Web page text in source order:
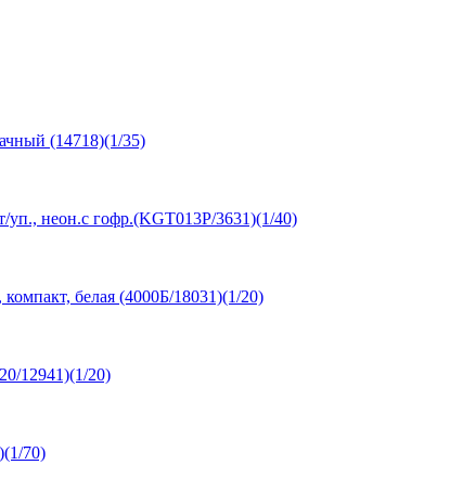
(14718)(1/35)
неон.с гофр.(KGT013P/3631)(1/40)
белая (4000Б/18031)(1/20)
12941)(1/20)
70)